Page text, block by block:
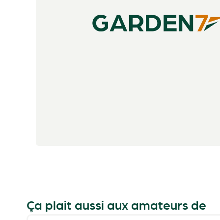
Ça plait aussi aux amateurs de